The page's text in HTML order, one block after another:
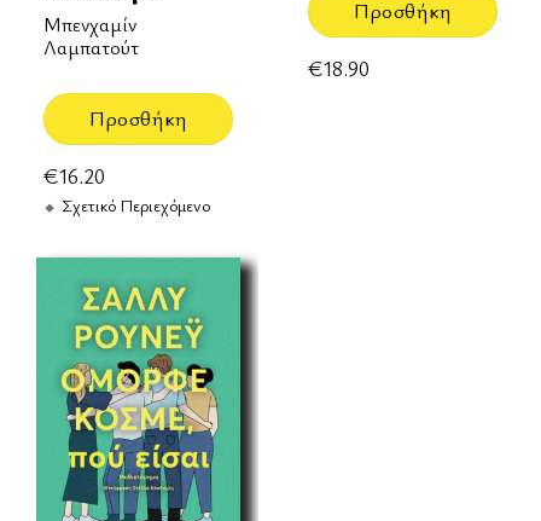
Μπενχαμίν
Λαμπατούτ
Προσθήκη
€16.20
Σχετικό Περιεχόμενο
Προσθήκη
€18.90